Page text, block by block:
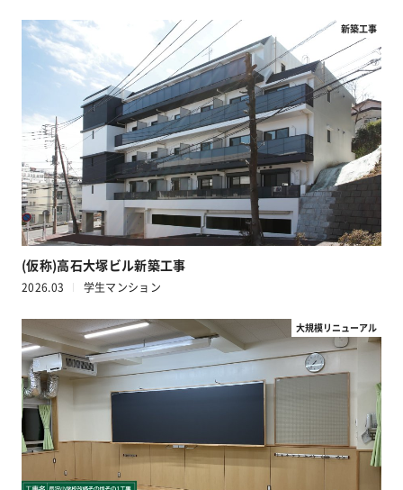
新築工事
(仮称)高石大塚ビル新築工事
2026.03 学生マンション
大規模リニューアル